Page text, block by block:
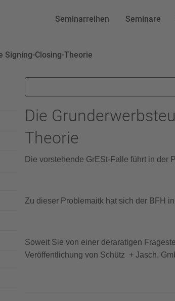
Seminarreihen Seminare
Signing-Closing-Theorie
Die
Theorie
Die vorstehende GrESt-Falle führt in der
Zu dieser Problemaitk hat sich der BFH
Soweit Sie von einer deraratigen
Veröffentlichung von Schütz + Jasch,